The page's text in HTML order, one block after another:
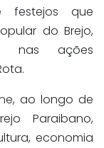
festejos que
do Brejo,
nas ações
ao longo de
Paraibano,
economia